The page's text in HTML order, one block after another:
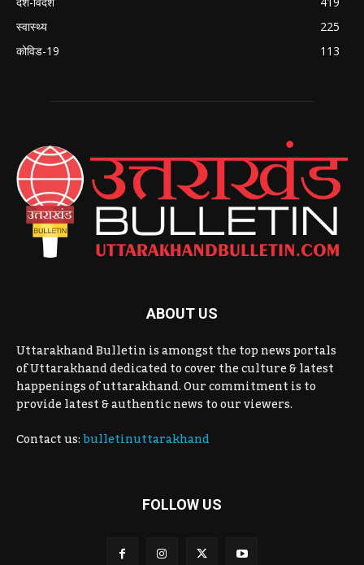
स्वास्थ्य
225
कोविड-19
113
ABOUT US
Uttarakhand Bulletin is amongst the top news portals
of Uttarakhand dedicated to cover the culture & latest
happenings of uttarakhand. Our commitment is to
provide latest & authentic news to our viewers.
Contact us:bulletinuttarakhand
FOLLOW US